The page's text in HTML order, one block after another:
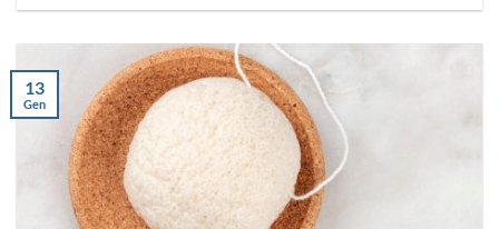
13
Gen